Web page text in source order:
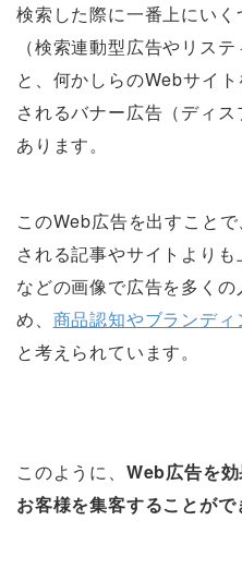
検索した際に一番上にい
（検索連動型広告やリス
と、何かしらのWebサイ
されるバナー広告（ディ
あります。
このWeb広告を出すこと
される記事やサイトより
などの画像で広告を多く
め、 商品認知やブランディ
と考えられています。
このように、 Web広告を
お客様を集客することがで